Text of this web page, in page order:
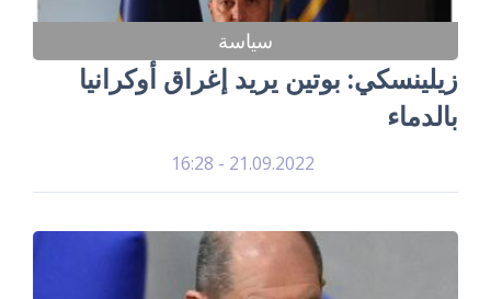
سياسة
زيلينسكي: بوتين يريد إغراق أوكرانيا
بالدماء
21.09.2022 - 16:28